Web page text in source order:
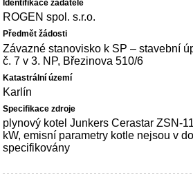
ROGEN spol. s.r.o.
Závazné stanovisko k SP – stavební
č. 7 v 3. NP, Březinova 510/6
Karlín
plynový kotel Junkers Cerastar ZSN-
kW, emisní parametry kotle nejsou v
specifikovány